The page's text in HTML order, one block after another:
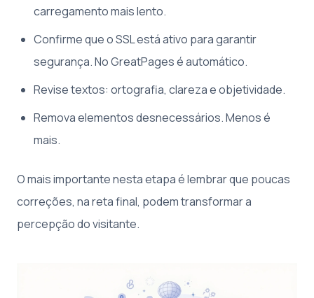
carregamento mais lento.
Confirme que o SSL está ativo para garantir
segurança. No GreatPages é automático.
Revise textos: ortografia, clareza e objetividade.
Remova elementos desnecessários. Menos é
mais.
O mais importante nesta etapa é lembrar que poucas
correções, na reta final, podem transformar a
percepção do visitante.